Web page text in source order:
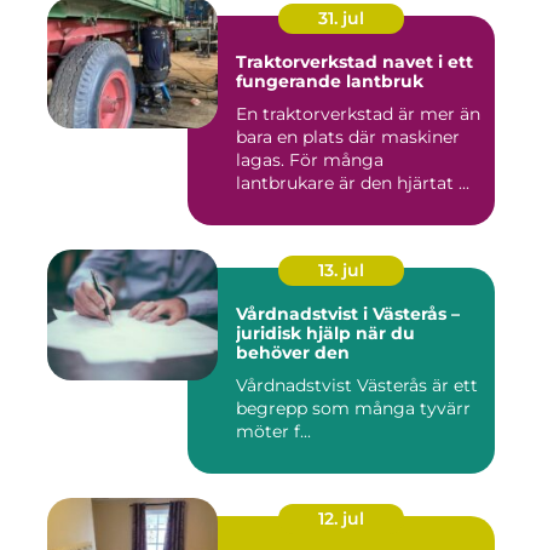
31. jul
Traktorverkstad navet i ett
fungerande lantbruk
En traktorverkstad är mer än
bara en plats där maskiner
lagas. För många
lantbrukare är den hjärtat ...
13. jul
Vårdnadstvist i Västerås –
juridisk hjälp när du
behöver den
Vårdnadstvist Västerås är ett
begrepp som många tyvärr
möter f...
12. jul